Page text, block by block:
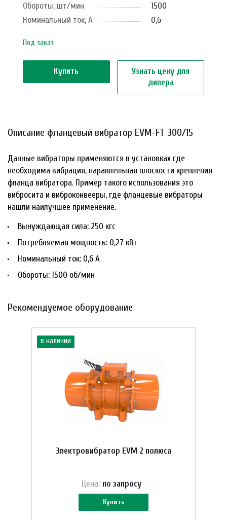
Обороты, шт/мин
1500
Номинальный ток, А
0,6
Под заказ
Купить
Узнать цену для
дилера
Описание фланцевый вибратор EVM-FT 300/15
Данные вибраторы применяются в установках где
необходима вибрация, параллельная плоскости крепления
фланца вибратора. Пример такого использования это
вибросита и виброконвееры, где фланцевые вибраторы
нашли наилучшее применение.
Вынуждающая сила: 250 кгс
Потребляемая мощность: 0,27 кВт
Номинальный ток: 0,6 А
Обороты: 1500 об/мин
Рекомендуемое оборудование
в наличии
Электровибратор EVM 2 полюса
Купить
Цена: по запросу